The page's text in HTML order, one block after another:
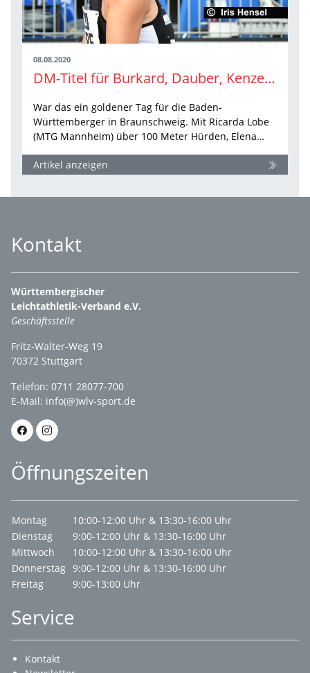
08.08.2020
DM-Titel für Burkard, Dauber, Kenzel, Lobe und Bühler
War das ein goldener Tag für die Baden-
Württemberger in Braunschweig. Mit Ricarda Lobe
(MTG Mannheim) über 100 Meter Hürden, Elena…
Artikel anzeigen
Kontakt
Württembergischer
Leichtathletik-Verband e.V.
Geschäftsstelle
Fritz-Walter-Weg 19
70372 Stuttgart
Telefon: 0711 28077-700
E-Mail: info(@)wlv-sport.de
Öffnungszeiten
Montag
10:00-12:00 Uhr & 13:30-16:00 Uhr
Dienstag
9:00-12:00 Uhr & 13:30-16:00 Uhr
Mittwoch
10:00-12:00 Uhr & 13:30-16:00 Uhr
Donnerstag 9:00-12:00 Uhr & 13:30-16:00 Uhr
Freitag
9:00-13:00 Uhr
Service
Kontakt